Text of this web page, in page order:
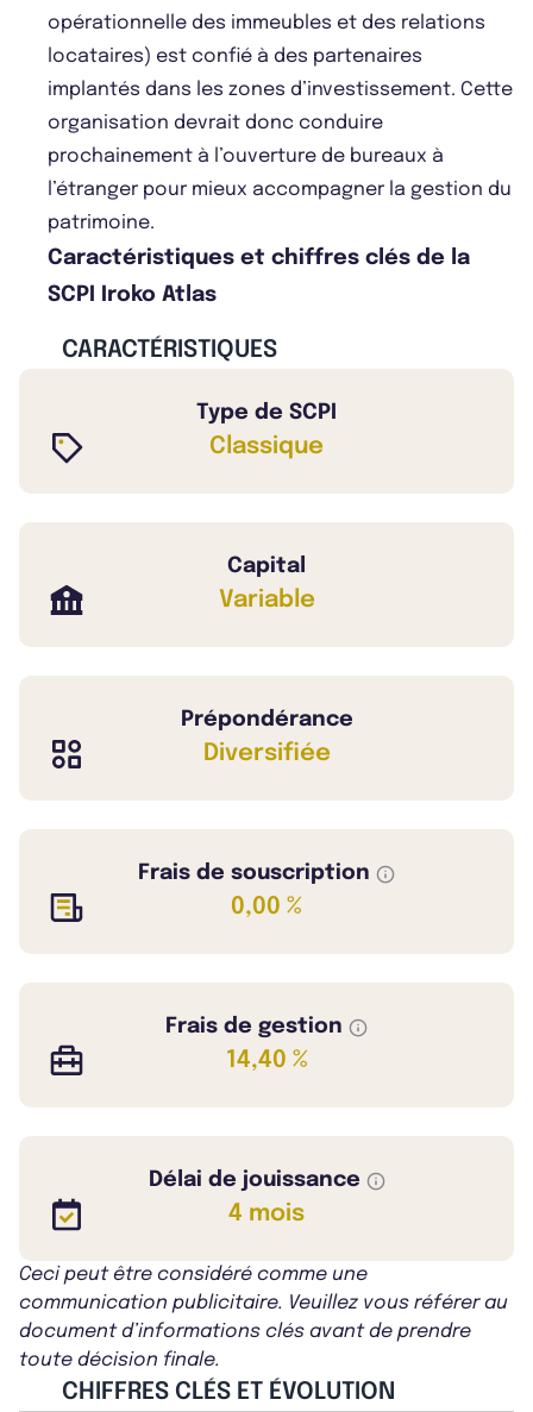
opérationnelle des immeubles et des relations
locataires) est confié à des partenaires
implantés dans les zones d’investissement. Cette
organisation devrait donc conduire
prochainement à l’ouverture de bureaux à
l’étranger pour mieux accompagner la gestion du
patrimoine.
Caractéristiques et chiffres clés de la
SCPI Iroko Atlas
CARACTÉRISTIQUES
Type de SCPI
Classique
Capital
Variable
Prépondérance
Diversifiée
Frais de souscription
0,00 %
Frais de gestion
14,40 %
Délai de jouissance
4 mois
Ceci peut être considéré comme une
communication publicitaire. Veuillez vous référer au
document d’informations clés avant de prendre
toute décision finale.
CHIFFRES CLÉS ET ÉVOLUTION